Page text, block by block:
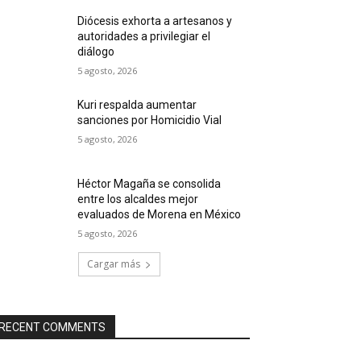
Diócesis exhorta a artesanos y
autoridades a privilegiar el
diálogo
5 agosto, 2026
Kuri respalda aumentar
sanciones por Homicidio Vial
5 agosto, 2026
Héctor Magaña se consolida
entre los alcaldes mejor
evaluados de Morena en México
5 agosto, 2026
Cargar más
COMMENTS